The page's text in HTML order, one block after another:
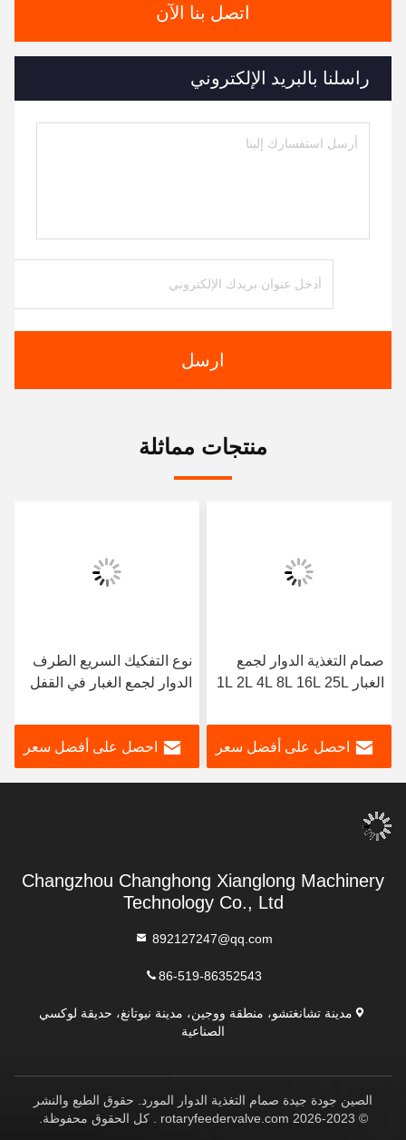
اتصل بنا الآن
راسلنا بالبريد الإلكتروني
ارسل
منتجات مماثلة
صمام التغذية الدوار لجمع
الغبار 1L 2L 4L 8L 16L 25L
احصل على أفضل سعر
نوع التفكيك السريع الطرف
الدوار لجمع الغبار في القفل
احصل على أفضل سعر
Changzhou Changhong Xianglong Machinery
Technology Co., Ltd
892127247@qq.com
86-519-86352543
مدينة تشانغتشو، منطقة ووجين، مدينة نيوتانغ، حديقة لوكسي
الصناعية
الصين جودة جيدة صمام التغذية الدوار المورد. حقوق الطبع والنشر
© 2023-2026 rotaryfeedervalve.com . كل الحقوق محفوظة.